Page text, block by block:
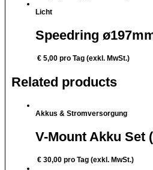
Licht
Speedring
€ 5,00 pro Tag (exkl. MwSt.)
Related products
Akkus & Stromversorgung
V-Mount Akku Set
€ 30,00 pro Tag (exkl. MwSt.)